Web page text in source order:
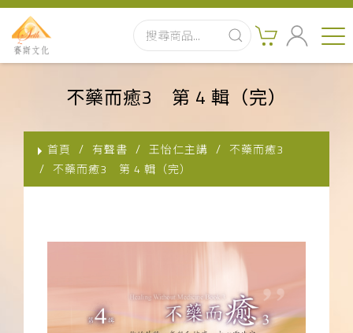
實體出版品
影音書
聯絡客服
不藥而癒3 第 4 輯（完）
首頁 有聲書 王怡仁主講
不藥而癒3
不藥而癒3 第 4 輯（完）